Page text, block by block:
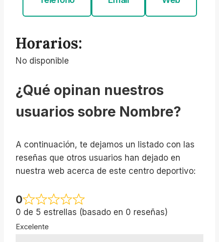
Horarios:
No disponible
¿Qué opinan nuestros
usuarios sobre Nombre?
A continuación, te dejamos un listado con las
reseñas que otros usuarios han dejado en
nuestra web acerca de este centro deportivo:
0
0 de 5 estrellas (basado en 0 reseñas)
Excelente